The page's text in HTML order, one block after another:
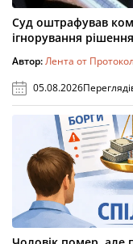
Суд оштрафував
ігнорування
Автор:Лента от
05.08.2026